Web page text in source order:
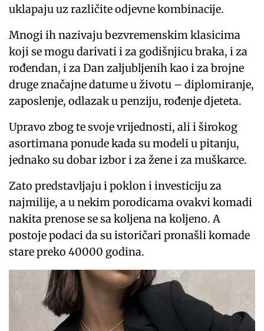
uklapaju uz različite odjevne kombinacije.
Mnogi ih nazivaju bezvremenskim klasicima
koji se mogu darivati i za godišnjicu braka, i za
rođendan, i za Dan zaljubljenih kao i za brojne
druge značajne datume u životu – diplomiranje,
zaposlenje, odlazak u penziju, rođenje djeteta.
Upravo zbog te svoje vrijednosti, ali i širokog
asortimana ponude kada su modeli u pitanju,
jednako su dobar izbor i za žene i za muškarce.
Zato predstavljaju i poklon i investiciju za
najmilije, a u nekim porodicama ovakvi komadi
nakita prenose se sa koljena na koljeno. A
postoje podaci da su istoričari pronašli komade
stare preko 40000 godina.